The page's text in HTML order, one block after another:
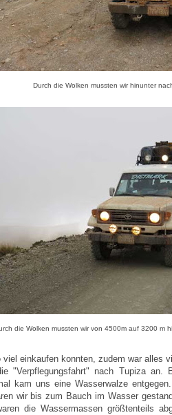
Durch die Wolken mussten wir hinunter
die Wolken mussten wir von 4500m auf 3200 m
einkaufen konnten, zudem war alles
"Verpflegungsfahrt" nach Tupiza an.
kam uns eine Wasserwalze
wir bis zum Bauch im Wasser
die Wassermassen größtenteils